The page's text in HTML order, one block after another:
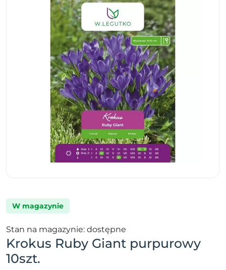
W magazynie
Stan na magazynie: dostępne
Krokus Ruby Giant purpurowy
10szt.